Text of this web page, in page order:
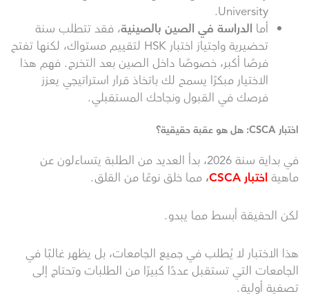
University.
أما الدراسة في الصين بالصينية، فقد تتطلب سنة
تحضيرية واجتياز اختبار HSK لتقييم مستواك، لكنها تفتح
فرصًا أكبر، خصوصًا داخل الصين بعد التخرج. فهم هذا
الاختيار مبكرًا يسمح لك باتخاذ قرار استراتيجي يعزز
فرصك في القبول ونجاحك المستقبلي.
اختبار CSCA: هل هو عقبة حقيقية؟
في بداية سنة 2026، بدأ العديد من الطلبة يتساءلون عن
ماهيةاختبار C SCA ، مما خلق نوعًا من القلق.
لكن الحقيقة أبسط مما يبدو.
هذا الاختبار لا يُطلب في جميع الجامعات، بل يظهر غالبًا في
الجامعات التي تستقبل عددًا كبيرًا من الطلبات وتحتاج إلى
تصفية أولية.